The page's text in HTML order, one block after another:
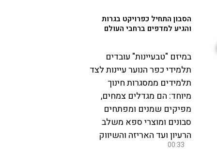
הסבון התחיל כפרויקט בגרות
והגיע למדפים ברחבי העולם
במיזם "טבעיינות" עובדים
תלמידי כפר הנוער עיינות לצד
תלמידים ממסגרות חינוך
מיוחד: הם מגדלים צמחים,
מפיקים שמנים ומפתחים
סבונים ומוצרי ספא משלב
הרעיון ועד האריזה והשיווק
00:33